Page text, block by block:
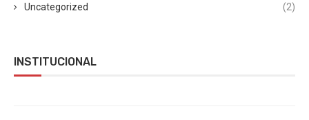
Uncategorized (2)
INSTITUCIONAL